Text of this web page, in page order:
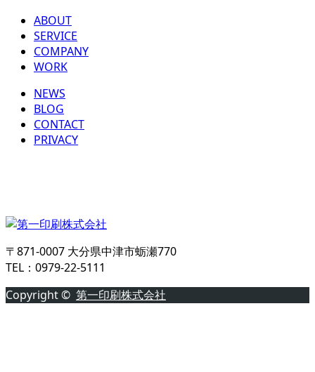
ABOUT
SERVICE
COMPANY
WORK
NEWS
BLOG
CONTACT
PRIVACY
〒871-0007 大分県中津市蛎瀬770
TEL：0979-22-5111
Copyright © 第一印刷株式会社